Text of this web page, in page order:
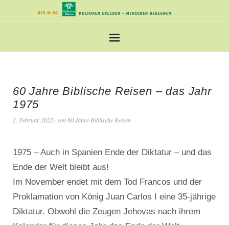
60 Jahre Biblische Reisen – das Jahr
1975
2. Februar 2022 von 60 Jahre Biblische Reisen
1975 – Auch in Spanien Ende der Diktatur – und das
Ende der Welt bleibt aus!
Im November endet mit dem Tod Francos und der
Proklamation von König Juan Carlos I eine 35-jährige
Diktatur. Obwohl die Zeugen Jehovas nach ihrem